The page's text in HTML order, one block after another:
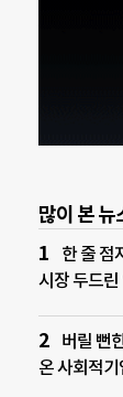
많이 본 뉴
한 줄 점
시장 두드린
버릴 뻔
온 사회적